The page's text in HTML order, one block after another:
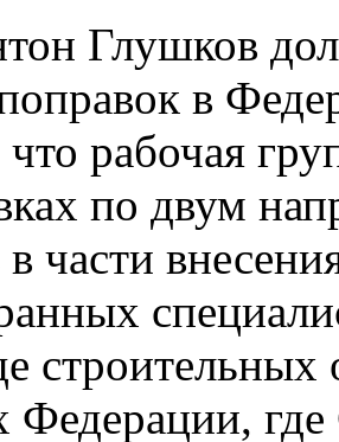
Глушков
в
рабочая
по двум
части
Федерации,